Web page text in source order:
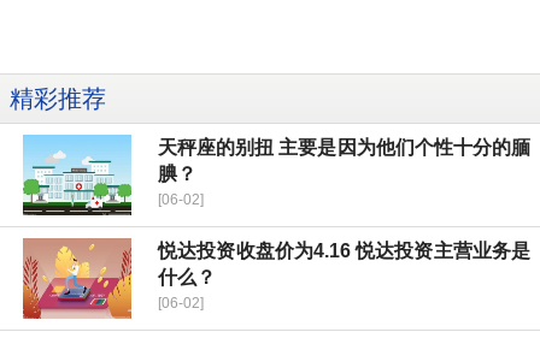
精彩推荐
天秤座的别扭 主要是因为他们个性十分的腼
腆？
[06-02]
​悦达投资收盘价为4.16 ​悦达投资主营业务是
什么？
[06-02]